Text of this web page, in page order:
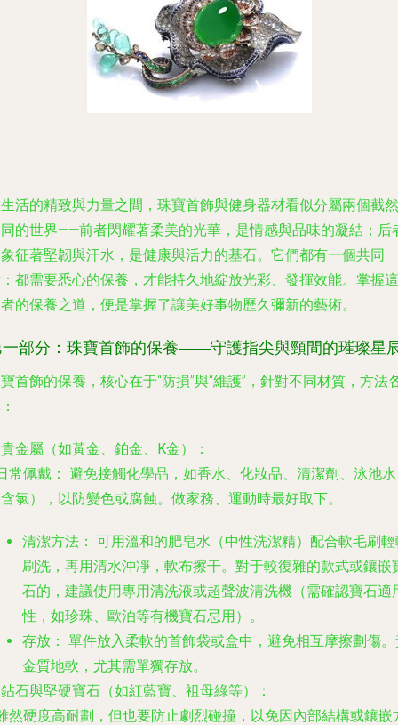
活的精致與力量之間，珠寶首飾與健身器材看似分屬兩個截然
的世界——前者閃耀著柔美的光華，是情感與品味的凝結；后
征著堅韌與汗水，是健康與活力的基石。它們都有一個共同
都需要悉心的保養，才能持久地綻放光彩、發揮效能。掌握這
的保養之道，便是掌握了讓美好事物歷久彌新的藝術。
一部分：珠寶首飾的保養——守護指尖與頸間的璀璨星
首飾的保養，核心在于“防損”與“維護”，針對不同材質，方法
金屬（如黃金、鉑金、K金）：
常佩戴： 避免接觸化學品，如香水、化妝品、清潔劑、泳池水
氯），以防變色或腐蝕。做家務、運動時最好取下。
清潔方法： 可用溫和的肥皂水（中性洗潔精）配合軟毛刷
刷洗，再用清水沖凈，軟布擦干。對于較復雜的款式或鑲嵌
石的，建議使用專用清洗液或超聲波清洗機（需確認寶石適
性，如珍珠、歐泊等有機寶石忌用）。
存放： 單件放入柔軟的首飾袋或盒中，避免相互摩擦劃傷
金質地軟，尤其需單獨存放。
石與堅硬寶石（如紅藍寶、祖母綠等）：
然硬度高耐劃，但也要防止劇烈碰撞，以免因內部結構或鑲嵌